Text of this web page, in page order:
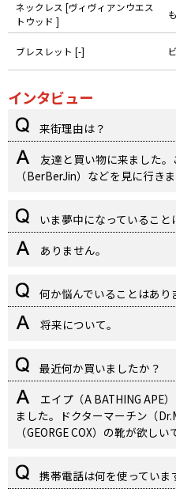
ネックレス [ヴィヴィアンウエス
トウッド ]
ブレスレット [-]
インタビュー
来街理由は？
友達と買い物に来ました
（BerBerJin）などを見に行きま
いま夢中になっていること
ありません。
何か悩んでいることはあり
将来について。
最近何か買いましたか？
エイプ（A BATHING APE
ました。ドクターマーチン（
（GEORGE COX）の靴が欲しい
携帯電話は何を使っていま